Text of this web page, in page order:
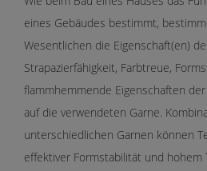
eines Gebäudes bestimmt,
Wesentlichen die Eigenschaft(en)
Strapazierfähigkeit, Farbtreue,
flammhemmende Eigenschaften
auf die verwendeten Garne.
unterschiedlichen Garnen können
effektiver Formstabilität und hohem